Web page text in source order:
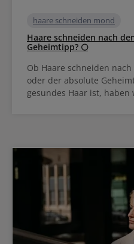
haare schneiden mond
Haare schneiden nach
Geheimtipp? 🌕
Ob Haare schneiden
oder der absolute
gesundes Haar ist,